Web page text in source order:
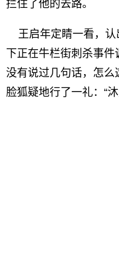
拦住了他的去路。
王启年定睛一看，认
下正在牛栏街刺杀事
没有说过几句话，怎
脸狐疑地行了一礼：“